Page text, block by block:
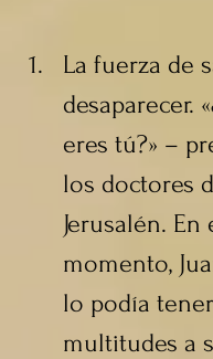
La fuerza de
desaparecer.
eres tú?» –
los doctores
Jerusalén. En
momento,
lo podía
multitudes a